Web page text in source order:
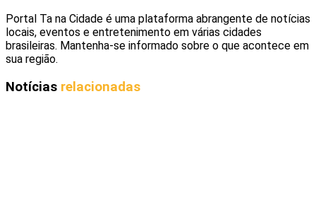
Portal Ta na Cidade é uma plataforma abrangente de notícias
locais, eventos e entretenimento em várias cidades
brasileiras. Mantenha-se informado sobre o que acontece em
sua região.
Notícias relacionadas